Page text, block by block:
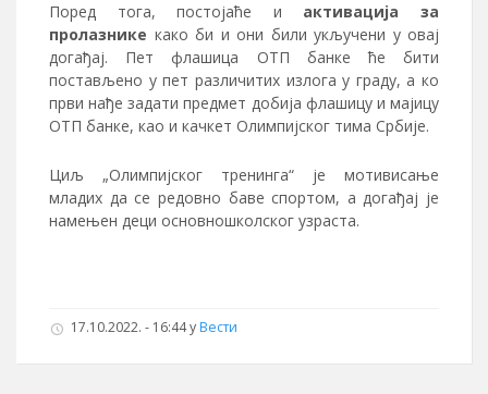
Поред тога, постојаће и активација за
пролазнике како би и они били укључени у овај
догађај. Пет флашица ОТП банке ће бити
постављено у пет различитих излога у граду, а ко
први нађе задати предмет добија флашицу и мајицу
ОТП банке, као и качкет Олимпијског тима Србије.
Циљ „Олимпијског тренинга“ је мотивисање
младих да се редовно баве спортом, а догађај је
намењен деци основношколског узраста.
17.10.2022. - 16:44 уВести